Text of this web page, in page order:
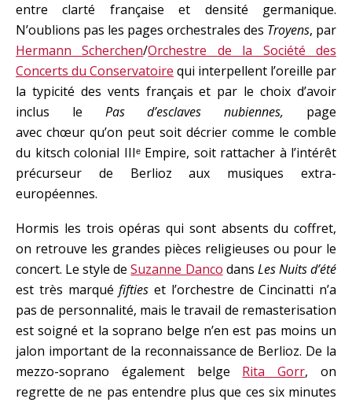
entre clarté française et densité germanique.
N’oublions pas les pages orchestrales des Troyens, par
Hermann Scherchen/Orchestre de la Société des
Concerts du Conservatoire qui interpellent l’oreille par
la typicité des vents français et par le choix d’avoir
inclus le Pas d’esclaves nubiennes, page
avec chœur qu’on peut soit décrier comme le comble
du kitsch colonial IIIᵉ Empire, soit rattacher à l’intérêt
précurseur de Berlioz aux musiques extra-
européennes.
Hormis les trois opéras qui sont absents du coffret,
on retrouve les grandes pièces religieuses ou pour le
concert. Le style deSuzanne Danco dans Les Nuits d’été
est très marquéfifties et l’orchestre de Cincinatti n’a
pas de personnalité, mais le travail de remasterisation
est soigné et la soprano belge n’en est pas moins un
jalon important de la reconnaissance de Berlioz. De la
mezzo-soprano également belge Rita Gorr, on
regrette de ne pas entendre plus que ces six minutes